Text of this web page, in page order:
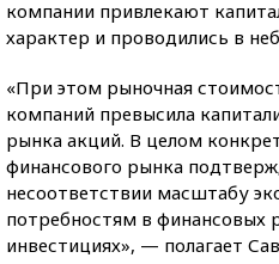
компании привлекают
характер и проводились в
«При этом рыночная
компаний превысила
рынка акций. В целом
финансового рынка
несоответствии масштабу
потребностям в финансовых
инвестициях», — полагает